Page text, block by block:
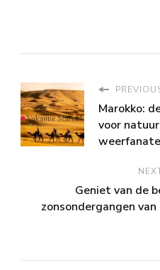
Marokko:
voor
Geniet van de
zonsondergangen van